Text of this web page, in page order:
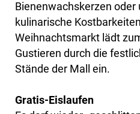
Bienenwachskerzen
kulinarische
Weihnachtsmarkt lädt
Gustieren durch die
Stände der Mall ein.
Gratis-Eislaufen